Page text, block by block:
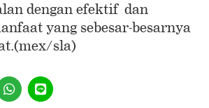
dengan efektif dan
yang sebesar-besarnya
sla)